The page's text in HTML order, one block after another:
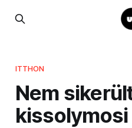
ITTHON
Nem